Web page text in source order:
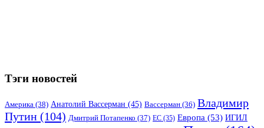
Тэги новостей
Америка (38) Анатолий Вассерман (45) Вассерман (36) Владимир
Путин (104) Дмитрий Потапенко (37) ЕС (35) Европа (53) ИГИЛ